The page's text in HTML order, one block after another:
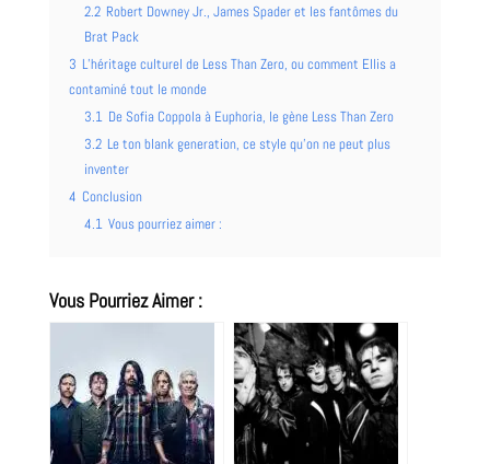
2.2 Robert Downey Jr., James Spader et les fantômes du
Brat Pack
3 L’héritage culturel de Less Than Zero, ou comment Ellis a
contaminé tout le monde
3.1 De Sofia Coppola à Euphoria, le gène Less Than Zero
3.2 Le ton blank generation, ce style qu’on ne peut plus
inventer
4 Conclusion
4.1 Vous pourriez aimer :
Vous Pourriez Aimer :